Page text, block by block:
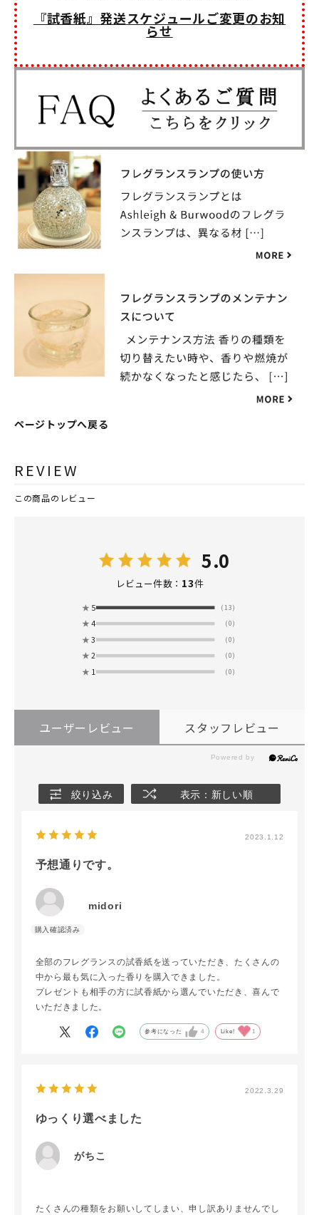
『試香紙』発送スケジュールご変更のお知
らせ
ページトップへ戻る
REVIEW
この商品のレビュー
5.0
レビュー件数： 13件
★ 5 (13)
★ 4 (0)
★ 3 (0)
★ 2 (0)
★ 1 (0)
ユーザーレビュー スタッフレビュー
絞り込み 表示：新しい順
2023.1.12
予想通りです。
midori
全部のフレグランスの試香紙を送っていただき、たくさんの
中から最も気に入った香りを購入できました。
プレゼントも相手の方に試香紙から選んでいただき、喜んで
いただきました。
参考になった 4 Like! 1
2022.3.29
ゆっくり選べました
がちこ
たくさんの種類をお願いしてしまい、申し訳ありませんでし